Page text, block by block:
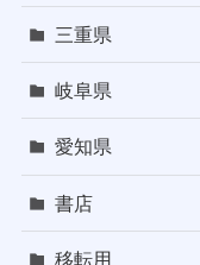
三重県
岐阜県
愛知県
書店
移転用